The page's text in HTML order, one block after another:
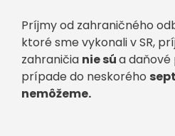
Príjmy od zahraničného
ktoré sme vykonali v SR,
zahraničia nie súa daňové
prípade do neskorého
nemôžeme.